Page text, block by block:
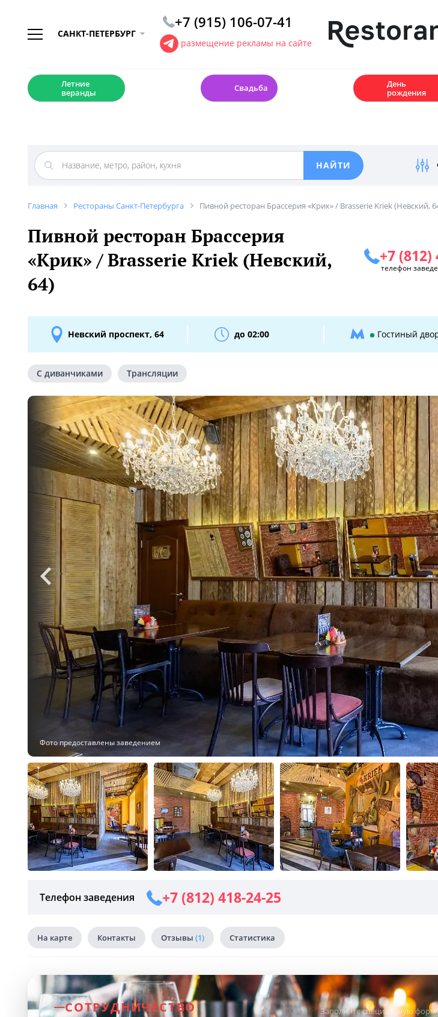
САНКТ-ПЕТЕРБУРГ
+7 (915) 106-07-41
размещение рекламы на сайте
Летние
веранды
Свадьба
День
рождения
Главная Рестораны Санкт-Петербурга Пивной ресторан Брассерия «Крик» / Brasserie Kriek (Невский,
Пивной ресторан Брассерия
«Крик» / Brasserie Kriek (Невский,
64)
+7 (812)
телефон
Невский проспект, 64 до 02:00 Гостиный
С диванчиками Трансляции
Фото предоставлены заведением
Телефон заведения +7 (812) 418-24-25
На карте Контакты Отзывы (1) Статистика
СОТРУДНИЧЕСТВО
Заполните специальную